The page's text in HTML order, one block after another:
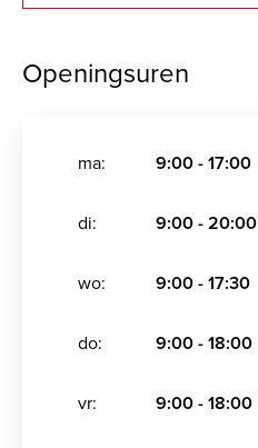
Openingsuren
ma: 9:00 - 17:00
di: 9:00 - 20:00
wo: 9:00 - 17:30
do: 9:00 - 18:00
vr: 9:00 - 18:00